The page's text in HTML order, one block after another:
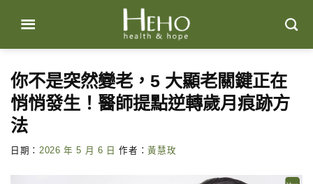
content
你不是突然變老，5 大顯老關鍵正在
悄悄發生！醫師提點逆轉歲月痕跡方
法
日期： 2026 年 5 月 6 日 作者：黃慧玫